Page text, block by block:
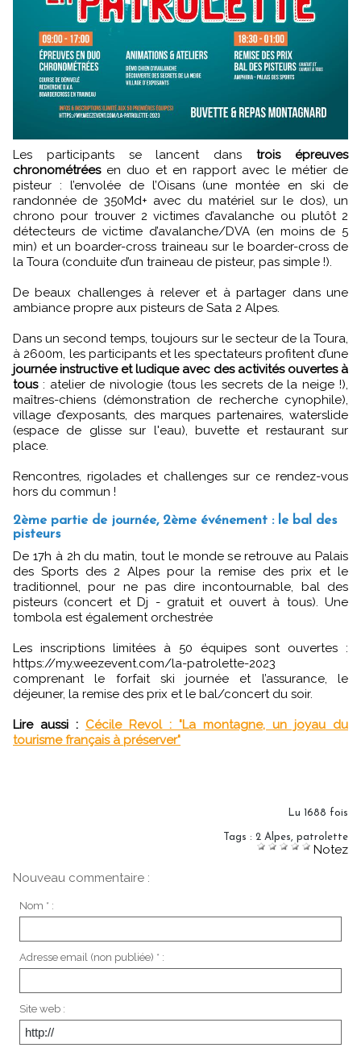
Les participants se lancent danstrois épreuves
chronométréesen duo et en rapport avec le métier de
pisteur : l’envolée de l’Oisans (une montée en ski de
randonnée de 350Md+ avec du matériel sur le dos), un
chrono pour trouver 2 victimes d’avalanche ou plutôt 2
détecteurs de victime d’avalanche/DVA (en moins de 5
min) et un boarder-cross traineau sur le boarder-cross de
la Toura (conduite d’un traineau de pisteur, pas simple !).
De beaux challenges à relever et à partager dans une
ambiance propre aux pisteurs de Sata 2 Alpes.
Dans un second temps, toujours sur le secteur de la Toura,
à 2600m, les participants et les spectateurs profitent d’une
journée instructive et ludique avec des activités ouvertes à
tous: atelier de nivologie (tous les secrets de la neige !),
maîtres-chiens (démonstration de recherche cynophile),
village d’exposants, des marques partenaires, waterslide
(espace de glisse sur l'eau), buvette et restaurant sur
place.
Rencontres, rigolades et challenges sur ce rendez-vous
hors du commun !
2ème partie de journée, 2ème événement : le bal des
pisteurs
De 17h à 2h du matin, tout le monde se retrouve au Palais
des Sports des 2 Alpes pour la remise des prix et le
traditionnel, pour ne pas dire incontournable, bal des
pisteurs (concert et Dj - gratuit et ouvert à tous). Une
tombola est également orchestrée
Les inscriptions limitées à 50 équipes sont ouvertes :
https://my.weezevent.com/la-patrolette-2023
comprenant le forfait ski journée et l’assurance, le
déjeuner, la remise des prix et le bal/concert du soir.
Lire aussi : Cécile Revol : "La montagne, un joyau du
tourisme français à préserver"
Lu 1688 fois
Tags : 2 Alpes, patrolette
Notez
Nouveau commentaire :
Nom * :
Adresse email (non publiée) * :
Site web :